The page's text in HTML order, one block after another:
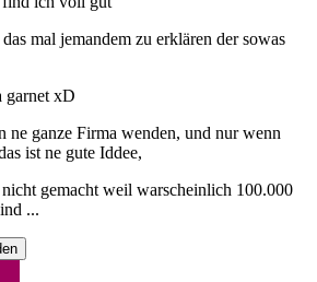
mal jemandem zu erklären der sowas
garnet xD
ne ganze Firma wenden, und nur wenn
ist ne gute Iddee,
gemacht weil warscheinlich 100.000
...